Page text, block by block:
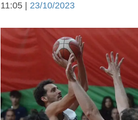
Arte y cultura
Economía y campo
11:05 | 23/10/2023